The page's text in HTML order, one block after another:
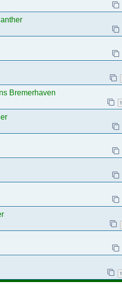
Bremerhaven
1
1